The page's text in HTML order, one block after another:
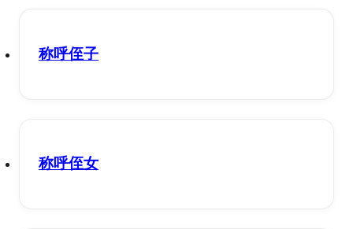
称呼侄子
称呼侄女